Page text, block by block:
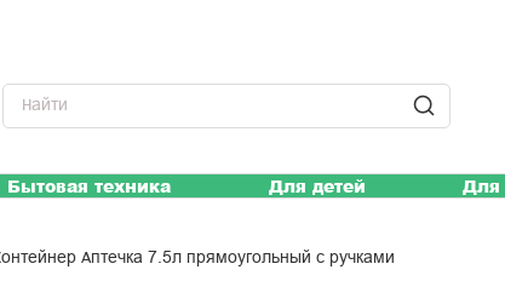
Бытовая техника Для детей Для
Контейнер Аптечка 7.5л прямоугольный с ручками